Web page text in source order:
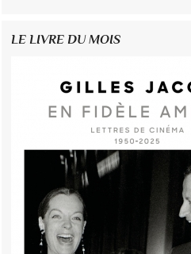
LE LIVRE DU MOIS